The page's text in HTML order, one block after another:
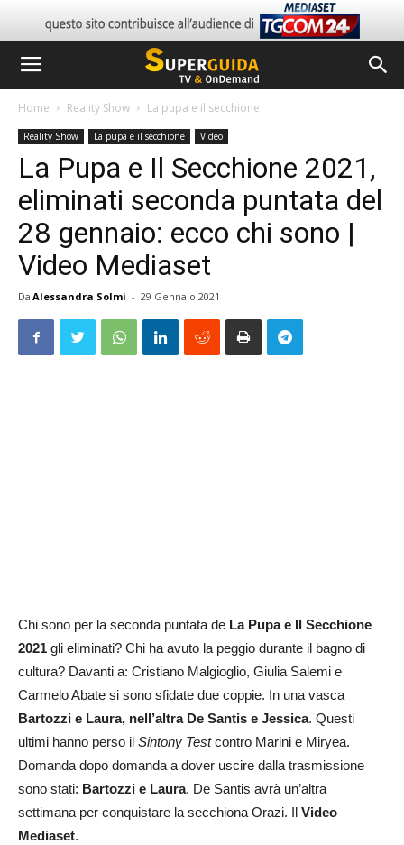
Home Reality Show La pupa e il secchione
Reality Show La pupa e il secchione Video
La Pupa e Il Secchione 2021,
eliminati seconda puntata del
28 gennaio: ecco chi sono |
Video Mediaset
Da Alessandra Solmi - 29 Gennaio 2021
Chi sono per la seconda puntata de La Pupa e Il Secchione
2021 gli eliminati? Chi ha avuto la peggio durante il bagno di
cultura? Davanti a: Cristiano Malgioglio, Giulia Salemi e
Carmelo Abate si sono sfidate due coppie. In una vasca
Bartozzi e Laura, nell’altra De Santis e Jessica. Questi
ultimi hanno perso il Sintony Testcontro Marini e Miryea.
Domanda dopo domanda a dover uscire dalla trasmissione
sono stati: Bartozzi e Laura. De Santis avrà un’altra
settimana per conquistare la secchiona Orazi. Il Video
Mediaset.